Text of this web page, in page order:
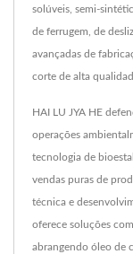
solúveis, semi-
de ferrugem, de
avançadas de
corte de alta
HAI LU JYA HE
operações
tecnologia de
vendas puras de
técnica e
oferece soluções
abrangendo óleo de